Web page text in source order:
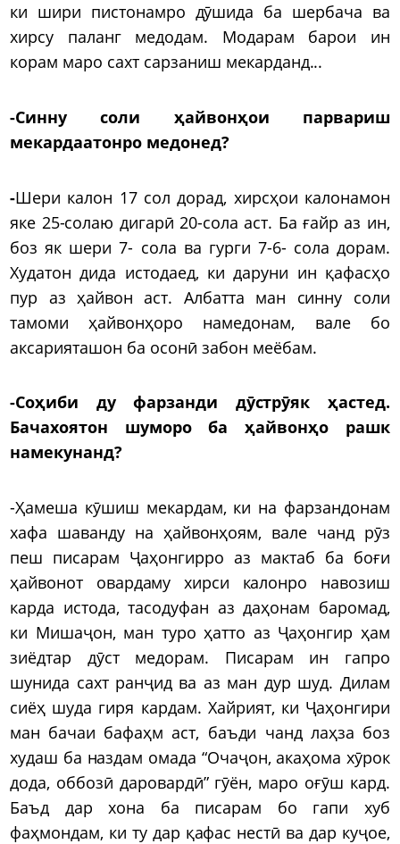
ки шири пистонамро дӯшида ба шербача ва
хирсу паланг медодам. Модарам барои ин
корам маро сахт сарзаниш мекарданд...
-Синну соли ҳайвонҳои парвариш
мекардаатонро медонед?
-Шери калон 17 сол дорад, хирсҳои калонамон
яке 25-солаю дигарӣ 20-сола аст. Ба ғайр аз ин,
боз як шери 7- сола ва гурги 7-6- сола дорам.
Худатон дида истодаед, ки даруни ин қафасҳо
пур аз ҳайвон аст. Албатта ман синну соли
тамоми ҳайвонҳоро намедонам, вале бо
аксарияташон ба осонӣ забон меёбам.
-Соҳиби ду фарзанди дӯстрӯяк ҳастед.
Бачахоятон шуморо ба ҳайвонҳо рашк
намекунанд?
-Ҳамеша кӯшиш мекардам, ки на фарзандонам
хафа шаванду на ҳайвонҳоям, вале чанд рӯз
пеш писарам Ҷаҳонгирро аз мактаб ба боғи
ҳайвонот овардаму хирси калонро навозиш
карда истода, тасодуфан аз даҳонам баромад,
ки Мишаҷон, ман туро ҳатто аз Ҷаҳонгир ҳам
зиёдтар дӯст медорам. Писарам ин гапро
шунида сахт ранҷид ва аз ман дур шуд. Дилам
сиёҳ шуда гиря кардам. Хайрият, ки Ҷаҳонгири
ман бачаи бафаҳм аст, баъди чанд лаҳза боз
худаш ба наздам омада “Очаҷон, акаҳома хӯрок
дода, оббозӣ даровардӣ” гӯён, маро оғӯш кард.
Баъд дар хона ба писарам бо гапи хуб
фаҳмондам, ки ту дар қафас нестӣ ва дар куҷое,